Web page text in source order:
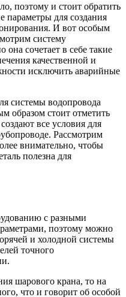
поэтому и стоит обратить
параметры для создания
И вот особым
систему
сочетает в себе такие
качественной и
исключить аварийные
системы водопровода
образом стоит отметить
все условия для
Рассмотрим
внимательно, чтобы
полезна для
с разными
поэтому можно
и холодной системы
точного
шарового крана, то на
что и говорит об особой